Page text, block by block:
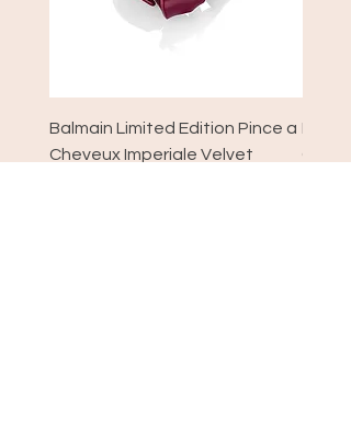
Balmain Limited Edition Pince a
Cheveux Imperiale Velvet